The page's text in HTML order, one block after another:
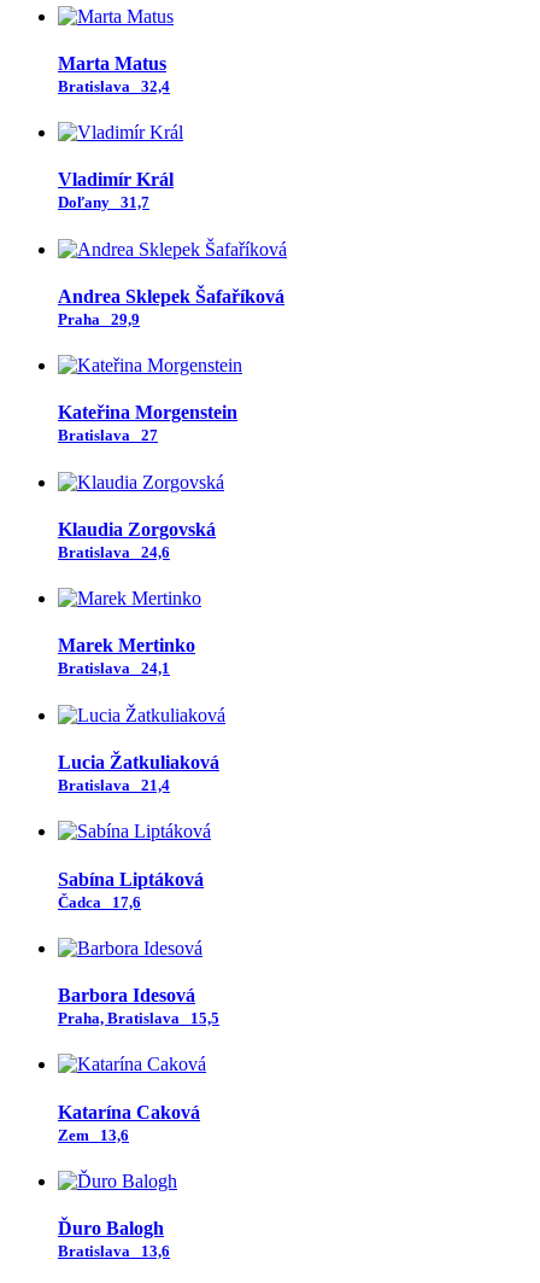
Marta Matus
Bratislava 32,4
Vladimír Král
Doľany 31,7
Andrea Sklepek Šafaříková
Praha 29,9
Kateřina Morgenstein
Bratislava 27
Klaudia Zorgovská
Bratislava 24,6
Marek Mertinko
Bratislava 24,1
Lucia Žatkuliaková
Bratislava 21,4
Sabína Liptáková
Čadca 17,6
Barbora Idesová
Praha, Bratislava 15,5
Katarína Caková
Zem 13,6
Ďuro Balogh
Bratislava 13,6